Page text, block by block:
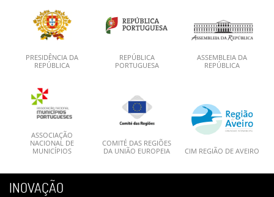
PRESIDÊNCIA DA
REPÚBLICA
REPÚBLICA
PORTUGUESA
ASSEMBLEIA DA
REPÚBLICA
ASSOCIAÇÃO
NACIONAL DE
MUNICÍPIOS
COMITÉ DAS REGIÕES
DA UNIÃO EUROPEIA
CIM REGIÃO DE AVEIRO
INOVAÇÃO